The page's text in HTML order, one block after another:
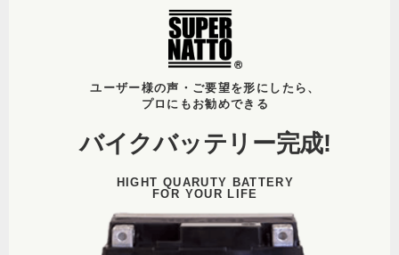
ユーザー様の声・ご要望を形にしたら、
プロにもお勧めできる
バイクバッテリー完成!
HIGHT QUARUTY BATTERY
FOR YOUR LIFE